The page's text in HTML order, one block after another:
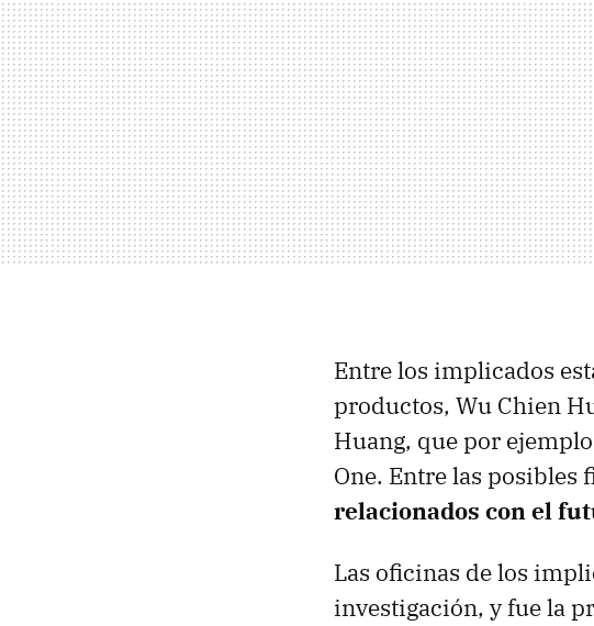
Entre los implicados
productos, Wu Chien
Huang, que por
One. Entre las posibles
relacionados con el
Las oficinas de los
investigación, y fue la